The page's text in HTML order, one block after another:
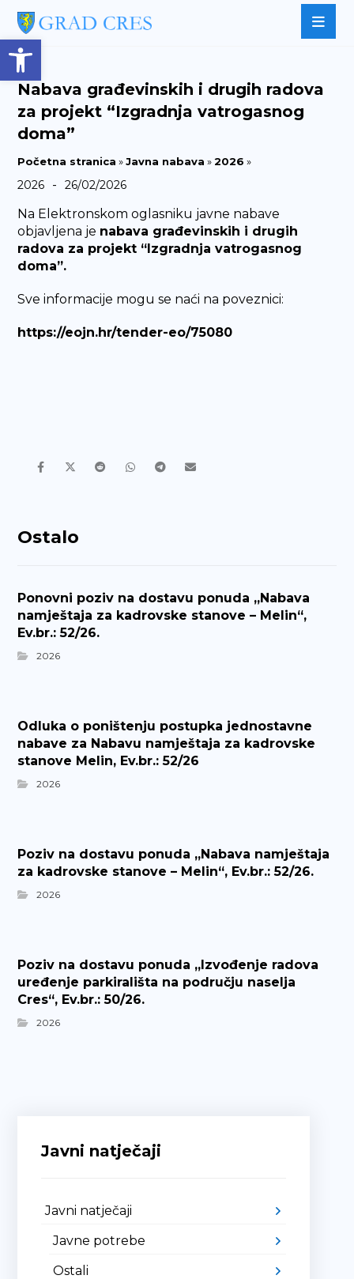
Open toolbar
Nabava građevinskih i drugih radova
za projekt “Izgradnja vatrogasnog
doma”
Početna stranica »Javna nabava »2026 »
2026 - 26/02/2026
Na Elektronskom oglasniku javne nabave
objavljena je nabava građevinskih i drugih
radova za projekt “Izgradnja vatrogasnog
doma”.
Sve informacije mogu se naći na poveznici:
https://eojn.hr/tender-eo/75080
Ostalo
Ponovni poziv na dostavu ponuda „Nabava
namještaja za kadrovske stanove – Melin“,
Ev.br.: 52/26.
2026
Odluka o poništenju postupka jednostavne
nabave za Nabavu namještaja za kadrovske
stanove Melin, Ev.br.: 52/26
2026
Poziv na dostavu ponuda „Nabava namještaja
za kadrovske stanove – Melin“, Ev.br.: 52/26.
2026
Poziv na dostavu ponuda „Izvođenje radova
uređenje parkirališta na području naselja
Cres“, Ev.br.: 50/26.
2026
Javni natječaji
Javni natječaji
Javne potrebe
Ostali